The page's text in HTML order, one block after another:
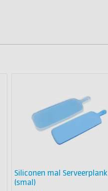
Siliconen mal Serveerplank
(smal)